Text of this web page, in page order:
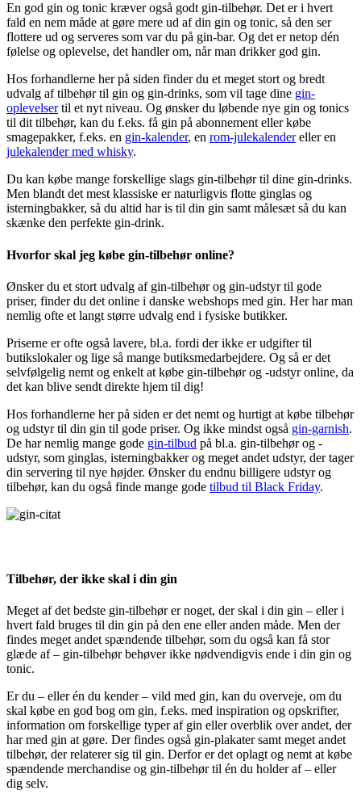
En god gin og tonic kræver også godt gin-tilbehør. Det er i hvert
fald en nem måde at gøre mere ud af din gin og tonic, så den ser
flottere ud og serveres som var du på gin-bar. Og det er netop dén
følelse og oplevelse, det handler om, når man drikker god gin.
Hos forhandlerne her på siden finder du et meget stort og bredt
udvalg af tilbehør til gin og gin-drinks, som vil tage dine gin-
oplevelsertil et nyt niveau. Og ønsker du løbende nye gin og tonics
til dit tilbehør, kan du f.eks. få gin på abonnement eller købe
smagepakker, f.eks. en gin-kalender, en rom-julekalendereller en
julekalender med whisky.
Du kan købe mange forskellige slags gin-tilbehør til dine gin-drinks.
Men blandt det mest klassiske er naturligvis flotte ginglas og
isterningbakker, så du altid har is til din gin samt målesæt så du kan
skænke den perfekte gin-drink.
Hvorfor skal jeg købe gin-tilbehør online?
Ønsker du et stort udvalg af gin-tilbehør og gin-udstyr til gode
priser, finder du det online i danske webshops med gin. Her har man
nemlig ofte et langt større udvalg end i fysiske butikker.
Priserne er ofte også lavere, bl.a. fordi der ikke er udgifter til
butikslokaler og lige så mange butiksmedarbejdere. Og så er det
selvfølgelig nemt og enkelt at købe gin-tilbehør og -udstyr online, da
det kan blive sendt direkte hjem til dig!
Hos forhandlerne her på siden er det nemt og hurtigt at købe tilbehør
og udstyr til din gin til gode priser. Og ikke mindst også gin-garnish.
De har nemlig mange gode gin-tilbud på bl.a. gin-tilbehør og -
udstyr, som ginglas, isterningbakker og meget andet udstyr, der tager
din servering til nye højder. Ønsker du endnu billigere udstyr og
tilbehør, kan du også finde mange gode tilbud til Black Friday.
Tilbehør, der ikke skal i din gin
Meget af det bedste gin-tilbehør er noget, der skal i din gin – eller i
hvert fald bruges til din gin på den ene eller anden måde. Men der
findes meget andet spændende tilbehør, som du også kan få stor
glæde af – gin-tilbehør behøver ikke nødvendigvis ende i din gin og
tonic.
Er du – eller én du kender – vild med gin, kan du overveje, om du
skal købe en god bog om gin, f.eks. med inspiration og opskrifter,
information om forskellige typer af gin eller overblik over andet, der
har med gin at gøre. Der findes også gin-plakater samt meget andet
tilbehør, der relaterer sig til gin. Derfor er det oplagt og nemt at købe
spændende merchandise og gin-tilbehør til én du holder af – eller
dig selv.